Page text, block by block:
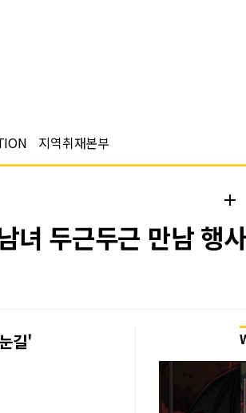
지역취재본부
add
두근두근 만남 행
길'